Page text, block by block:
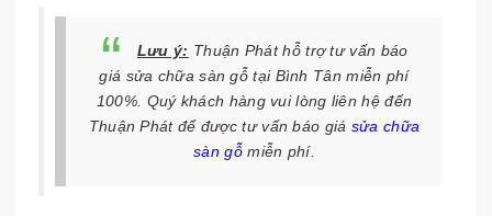
Lưu ý: Thuận Phát hỗ trợ tư vấn báo
giá sửa chữa sàn gỗ tại Bình Tân miễn phí
100%. Quý khách hàng vui lòng liên hệ đến
Thuận Phát để được tư vấn báo giá sửa chữa
sàn gỗmiễn phí.